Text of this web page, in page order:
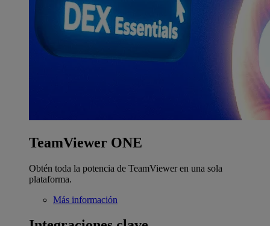
TeamViewer ONE
Obtén toda la potencia de TeamViewer en una sola
plataforma.
Más información